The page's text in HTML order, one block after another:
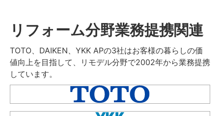
リフォーム分野業務提携関連
TOTO、DAIKEN、YKK APの3社はお客様の暮らしの価
値向上を目指して、リモデル分野で2002年から業務提携
しています。